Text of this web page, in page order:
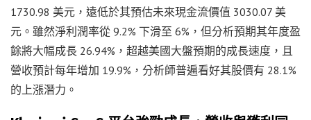
1730.98 美元，遠低於其預估未來現金流價值 3030.07 美
元。雖然淨利潤率從 9.2% 下滑至 6%，但分析預期其年度盈
餘將大幅成長 26.94%，超越美國大盤預期的成長速度，且
營收預計每年增加 19.9%，分析師普遍看好其股價有 28.1%
的上漲潛力。